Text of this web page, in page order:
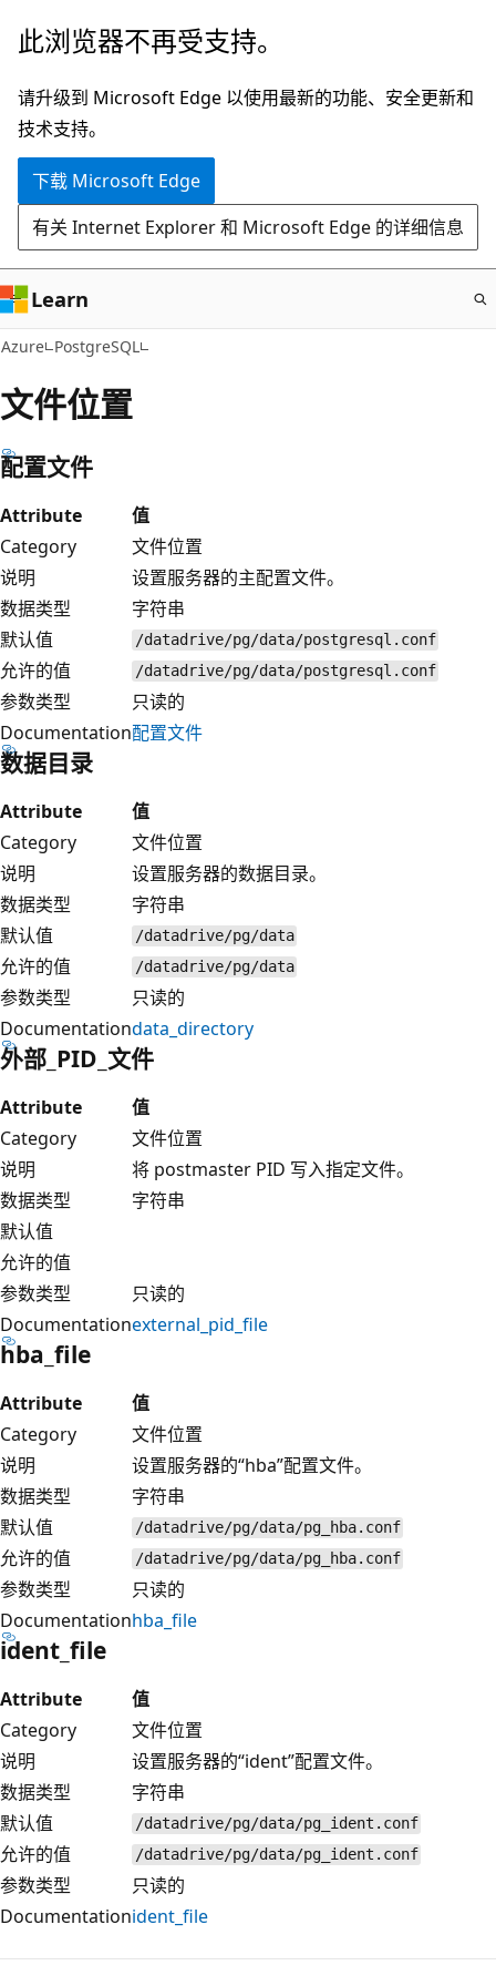
跳
主
要
内
此浏览器不再受支持。
请升级到 Microsoft Edge 以使用最新的功能、安全更新和
技术支持。
下载 Microsoft Edge
有关 Internet Explorer 和 Microsoft Edge 的详细信息
Learn
Azure PostgreSQL
文件位置
配置文件
Attribute
值
Category
文件位置
说明
设置服务器的主配置文件。
数据类型
字符串
默认值
/datadrive/pg/data/postgresql.conf
允许的值 /datadrive/pg/data/postgresql.conf
参数类型
只读的
Documentation配置文件
数据目录
Attribute
值
Category
文件位置
说明
设置服务器的数据目录。
数据类型
字符串
默认值
/datadrive/pg/data
允许的值 /datadrive/pg/data
参数类型
只读的
Documentationdata_directory
外部_PID_文件
Attribute
值
Category
文件位置
说明
将 postmaster PID 写入指定文件。
数据类型
字符串
默认值
允许的值
参数类型
只读的
Documentationexternal_pid_file
hba_file
Attribute
值
Category
文件位置
说明
设置服务器的“hba”配置文件。
数据类型
字符串
默认值
/datadrive/pg/data/pg_hba.conf
允许的值 /datadrive/pg/data/pg_hba.conf
参数类型
只读的
Documentationhba_file
ident_file
Attribute
值
Category
文件位置
说明
设置服务器的“ident”配置文件。
数据类型
字符串
默认值
/datadrive/pg/data/pg_ident.conf
允许的值 /datadrive/pg/data/pg_ident.conf
参数类型
只读的
Documentationident_file